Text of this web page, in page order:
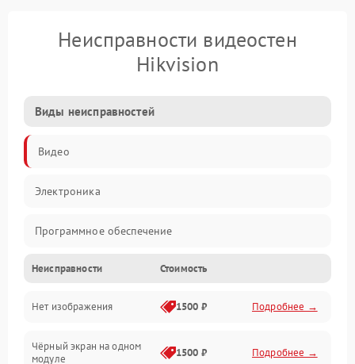
Неисправности видеостен
Hikvision
Виды неисправностей
Видео
Электроника
Программное обеспечение
Калибровка
Электропитание
Аппаратная
Неисправности Стоимость
Нет изображения 1500 ₽ Подробнее →
Чёрный экран на одном
модуле
1500 ₽ Подробнее →